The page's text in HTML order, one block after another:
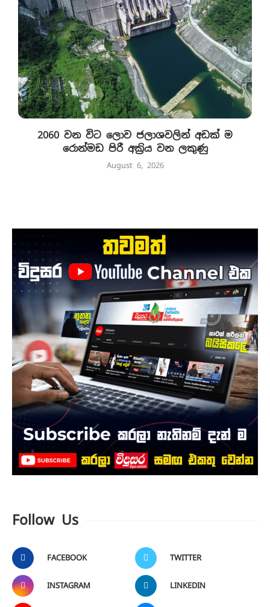
2060 වන විට ලොව ජලාශවලින් අඩක් ම
රොන්මඩ පිරී අක්‍රිය වන ලකුණු
August 6, 2026
Follow Us
FACEBOOK TWITTER
INSTAGRAM LINKEDIN